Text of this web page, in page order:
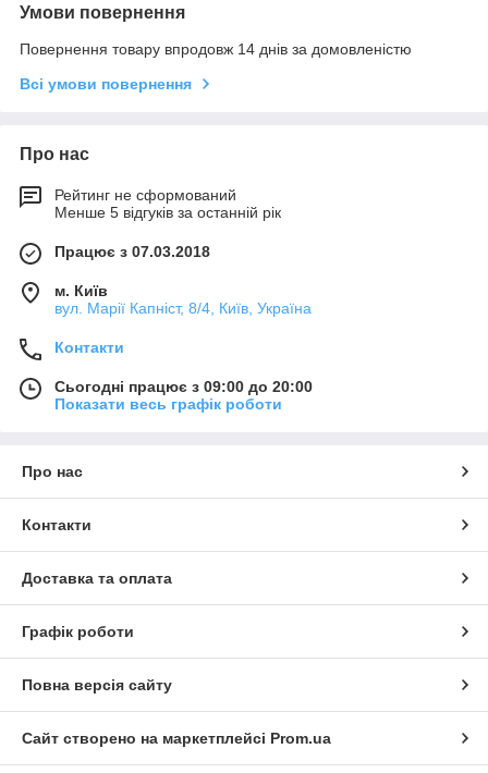
Умови повернення
Повернення товару впродовж 14 днів за домовленістю
Всі умови повернення
Про нас
Рейтинг не сформований
Менше 5 відгуків за останній рік
Працює з 07.03.2018
м. Київ
вул. Марії Капніст, 8/4, Київ, Україна
Контакти
Сьогодні працює з 09:00 до 20:00
Показати весь графік роботи
Про нас
Контакти
Доставка та оплата
Графік роботи
Повна версія сайту
Сайт створено на маркетплейсі Prom.ua